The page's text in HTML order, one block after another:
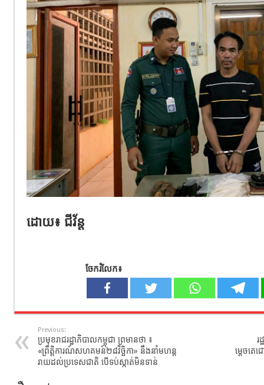
ដោយ៖ ជីវ័ន្ត
ចែករំលែក៖
Previous:
ប្រមុខរាជរដ្ឋាភិបាលកម្ពុជា ព្រមានថា ៖
«ព្រឹត្តិការណ៍សហគមន៍២៨វិច្ឆិកា» នឹងនាំមហន្ត
រាយដល់ប្រទេសជាតិ បើទប់ស្កាត់មិនទាន់
រ
ម្តេចត